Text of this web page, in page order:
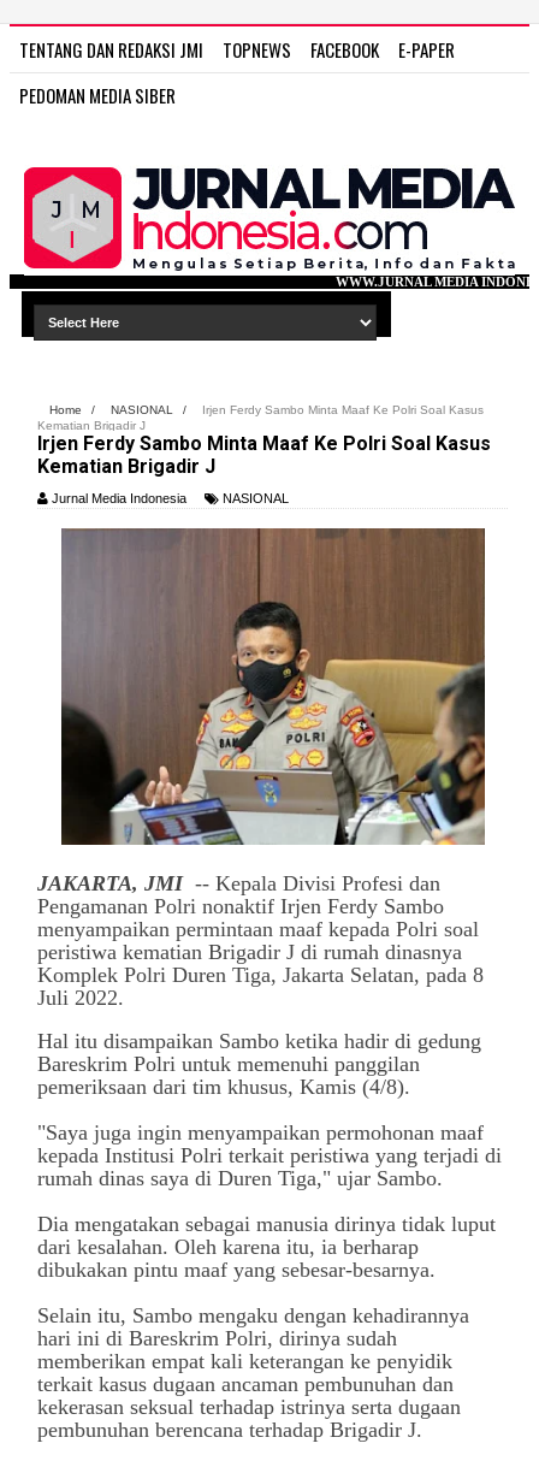
TENTANG DAN REDAKSI JMI TOPNEWS FACEBOOK
E-PAPER
PEDOMAN MEDIA SIBER
WWW.JURNAL MEDIA INDONESIA.COM
Home / NASIONAL /
Irjen Ferdy Sambo Minta Maaf Ke Polri Soal Kasus
Kematian Brigadir J
Irjen Ferdy Sambo Minta Maaf Ke Polri Soal Kasus
Kematian Brigadir J
Jurnal Media Indonesia NASIONAL
JAKARTA, JMI-- Kepala Divisi Profesi dan
Pengamanan Polri nonaktif Irjen Ferdy Sambo
menyampaikan permintaan maaf kepada Polri soal
peristiwa kematian Brigadir J di rumah dinasnya
Komplek Polri Duren Tiga, Jakarta Selatan, pada 8
Juli 2022.
Hal itu disampaikan Sambo ketika hadir di gedung
Bareskrim Polri untuk memenuhi panggilan
pemeriksaan dari tim khusus, Kamis (4/8).
"Saya juga ingin menyampaikan permohonan maaf
kepada Institusi Polri terkait peristiwa yang terjadi di
rumah dinas saya di Duren Tiga," ujar Sambo.
Dia mengatakan sebagai manusia dirinya tidak luput
dari kesalahan. Oleh karena itu, ia berharap
dibukakan pintu maaf yang sebesar-besarnya.
Selain itu, Sambo mengaku dengan kehadirannya
hari ini di Bareskrim Polri, dirinya sudah
memberikan empat kali keterangan ke penyidik
terkait kasus dugaan ancaman pembunuhan dan
kekerasan seksual terhadap istrinya serta dugaan
pembunuhan berencana terhadap Brigadir J.